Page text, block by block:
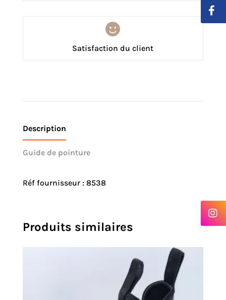

Satisfaction du client
Description
Guide de pointure
Réf fournisseur : 8538
Produits similaires